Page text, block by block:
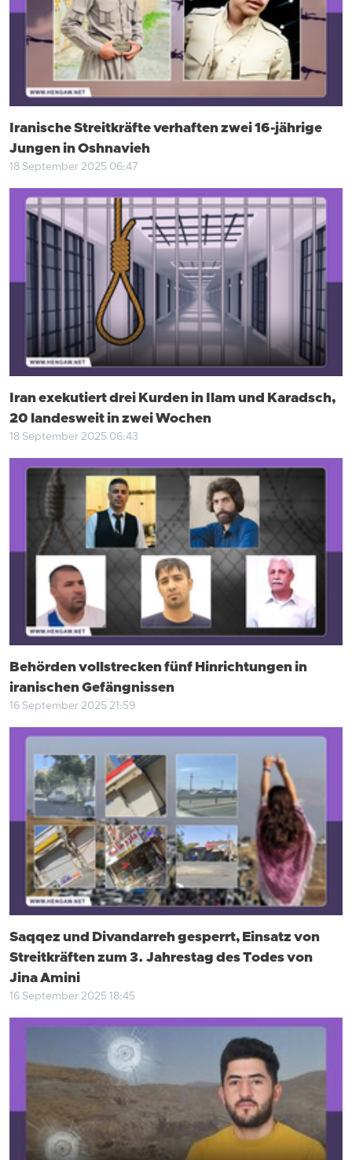
Iranische Streitkräfte verhaften zwei 16-jährige
Jungen in Oshnavieh
18 September 2025 06:47
Iran exekutiert drei Kurden in Ilam und Karadsch,
20 landesweit in zwei Wochen
18 September 2025 06:43
Behörden vollstrecken fünf Hinrichtungen in
iranischen Gefängnissen
16 September 2025 21:59
Saqqez und Divandarreh gesperrt, Einsatz von
Streitkräften zum 3. Jahrestag des Todes von
Jina Amini
16 September 2025 18:45